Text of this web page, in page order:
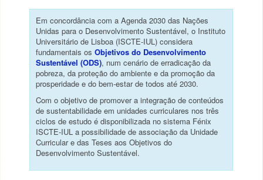
Em concordância com a Agenda 2030 das Nações
Unidas para o Desenvolvimento Sustentável, o Instituto
Universitário de Lisboa (ISCTE-IUL) considera
fundamentais os Objetivos do Desenvolvimento
Sustentável (ODS), num cenário de erradicação da
pobreza, da proteção do ambiente e da promoção da
prosperidade e do bem-estar de todos até 2030.
Com o objetivo de promover a integração de conteúdos
de sustentabilidade em unidades curriculares nos três
ciclos de estudo é disponibilizada no sistema Fénix
ISCTE-IUL a possibilidade de associação da Unidade
Curricular e das Teses aos Objetivos do
Desenvolvimento Sustentável.